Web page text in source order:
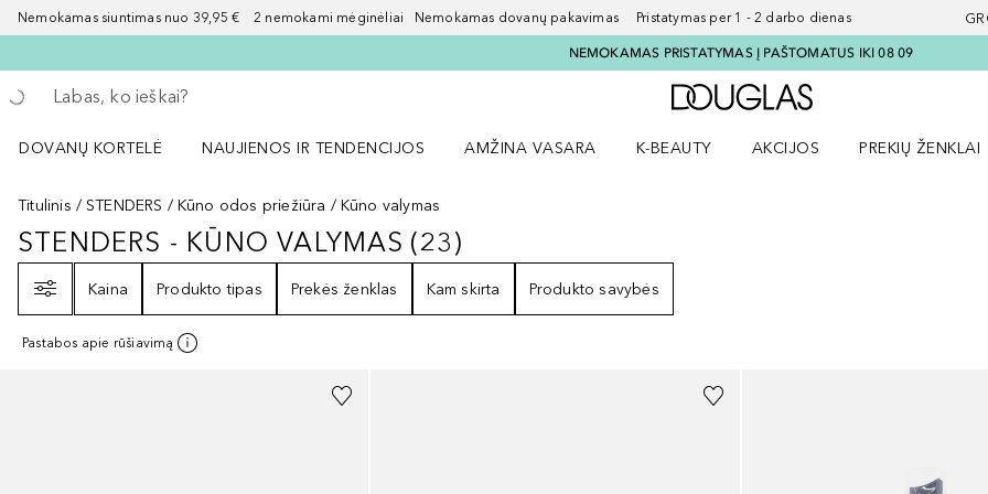
Nemokamas siuntimas nuo 39,95 € 2 nemokami mėginėliai Nemokamas dovanų pakavimas Pristatymas per 1 - 2 darbo dienas
NEMOKAMAS PRISTATYMAS Į PAŠTOMATUS IKI 08 09
Grįžk atgal
Vykdykite paiešką
Į Douglas pagrindinį
DOVANŲ KORTELĖ
NAUJIENOS IR TENDENCIJOS
AMŽINA VASARA
K-BEAUTY
AKCIJOS
PREKIŲ ŽENKLAI
Titulinis
STENDERS Kūno odos priežiūra Kūno valymas
STENDERS - KŪNO VALYMAS23
STENDERS - KŪNO VALYMAS (23)
Kaina
Produkto tipas Prekės ženklas Kam skirta Produkto savybės
Pastabos apie rūšiavimą